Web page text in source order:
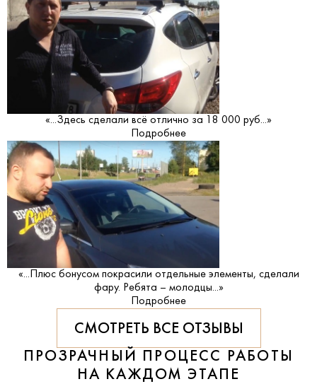
«...Здесь сделали всё отлично за 18 000 руб...»
Подробнее
«...Плюс бонусом покрасили отдельные элементы, сделали
фару. Ребята – молодцы...»
Подробнее
СМОТРЕТЬ ВСЕ ОТЗЫВЫ
ПРОЗРАЧНЫЙ ПРОЦЕСС РАБОТЫ
НА КАЖДОМ ЭТАПЕ